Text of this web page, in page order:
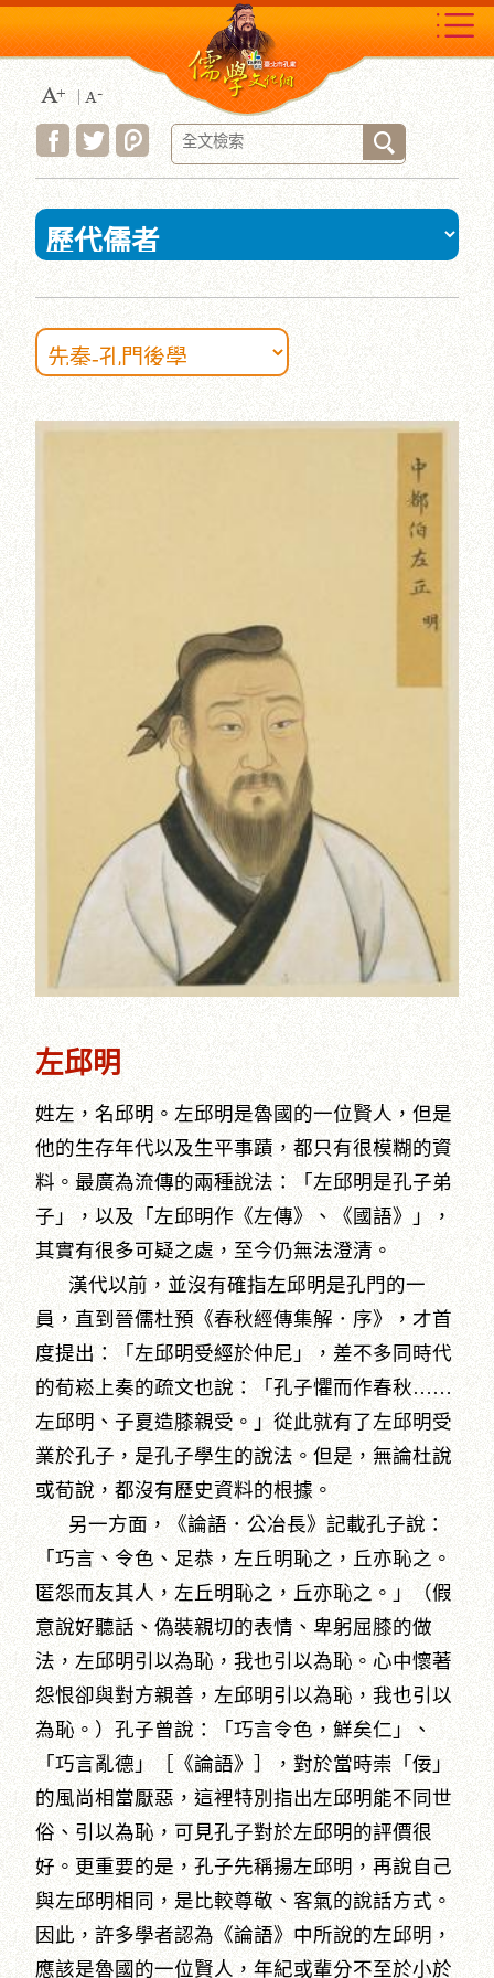
到
主
要
內
容
區
塊
:::
左邱明
姓左，名邱明。左邱明是魯國的一位賢人，但是
他的生存年代以及生平事蹟，都只有很模糊的資
料。最廣為流傳的兩種說法：「左邱明是孔子弟
子」，以及「左邱明作《左傳》、《國語》」，
其實有很多可疑之處，至今仍無法澄清。
漢代以前，並沒有確指左邱明是孔門的一
員，直到晉儒杜預《春秋經傳集解．序》，才首
度提出：「左邱明受經於仲尼」，差不多同時代
的荀崧上奏的疏文也說：「孔子懼而作春秋……
左邱明、子夏造膝親受。」從此就有了左邱明受
業於孔子，是孔子學生的說法。但是，無論杜說
或荀說，都沒有歷史資料的根據。
另一方面，《論語．公冶長》記載孔子說：
「巧言、令色、足恭，左丘明恥之，丘亦恥之。
匿怨而友其人，左丘明恥之，丘亦恥之。」（假
意說好聽話、偽裝親切的表情、卑躬屈膝的做
法，左邱明引以為恥，我也引以為恥。心中懷著
怨恨卻與對方親善，左邱明引以為恥，我也引以
為恥。）孔子曾說：「巧言令色，鮮矣仁」、
「巧言亂德」［《論語》］，對於當時崇「佞」
的風尚相當厭惡，這裡特別指出左邱明能不同世
俗、引以為恥，可見孔子對於左邱明的評價很
好。更重要的是，孔子先稱揚左邱明，再說自己
與左邱明相同，是比較尊敬、客氣的說話方式。
因此，許多學者認為《論語》中所說的左邱明，
應該是魯國的一位賢人，年紀或輩分不至於小於